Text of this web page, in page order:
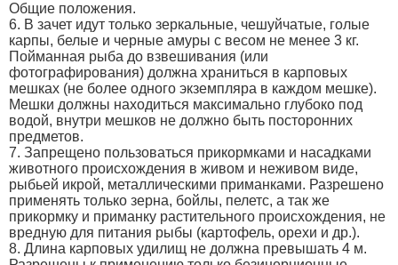
Общие положения.
6. В зачет идут только зеркальные, чешуйчатые, голые
карпы, белые и черные амуры с весом не менее 3 кг.
Пойманная рыба до взвешивания (или
фотографирования) должна храниться в карповых
мешках (не более одного экземпляра в каждом мешке).
Мешки должны находиться максимально глубоко под
водой, внутри мешков не должно быть посторонних
предметов.
7. Запрещено пользоваться прикормками и насадками
животного происхождения в живом и неживом виде,
рыбьей икрой, металлическими приманками. Разрешено
применять только зерна, бойлы, пелетс, а так же
прикормку и приманку растительного происхождения, не
вредную для питания рыбы (картофель, орехи и др.).
8. Длина карповых удилищ не должна превышать 4 м.